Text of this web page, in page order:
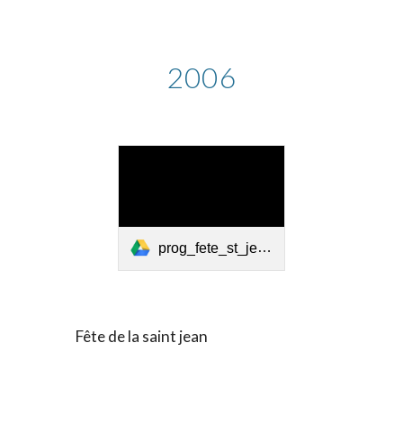
2006
prog_fete_st_jean_2006.pdf
Fête de la saint jean